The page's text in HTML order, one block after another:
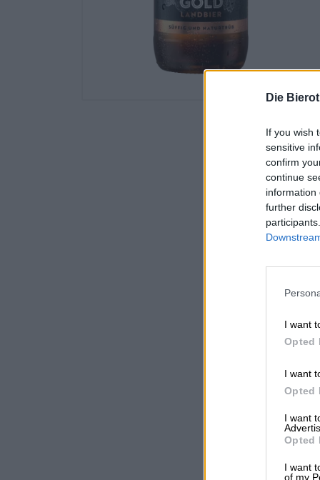
Die
If you wish
sensitive
confirm
continue
information
further
I want
Opted
I want
Opted
I want
Opted
I want
of my